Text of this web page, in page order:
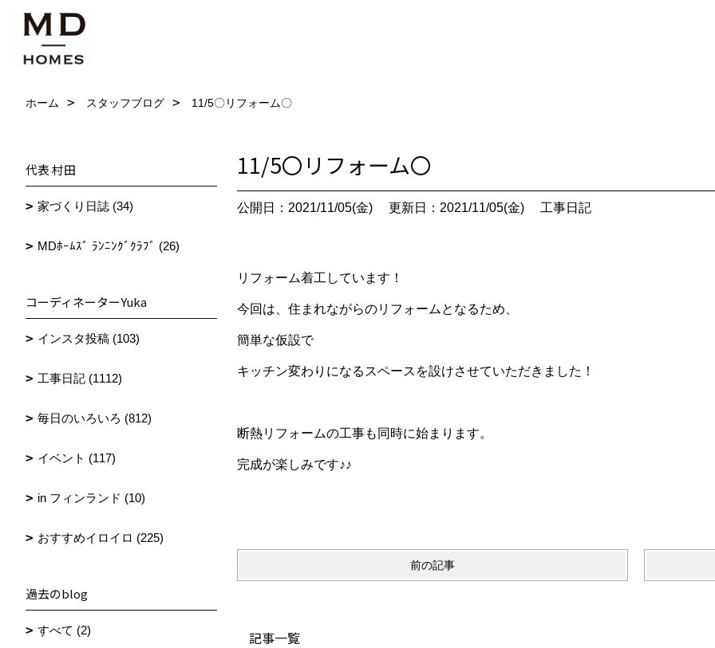
ホーム スタッフブログ 11/5〇リフォーム〇
11/5〇リフォーム〇
公開日：2021/11/05(金) 更新日：2021/11/05(金) 工事日記
リフォーム着工しています！
今回は、住まれながらのリフォームとなるため、
簡単な仮設で
キッチン変わりになるスペースを設けさせていただきました！
断熱リフォームの工事も同時に始まります。
完成が楽しみです♪♪
前の記事
記事一覧
代表 村田
家づくり日誌 (34)
MDﾎｰﾑｽﾞ ﾗﾝﾆﾝｸﾞｸﾗﾌﾞ (26)
コーディネーターYuka
インスタ投稿 (103)
工事日記 (1112)
毎日のいろいろ (812)
イベント (117)
in フィンランド (10)
おすすめイロイロ (225)
過去のblog
すべて (2)